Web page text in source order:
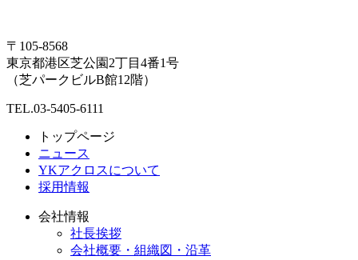
〒105-8568
東京都港区芝公園2丁目4番1号
（芝パークビルB館12階）
TEL.03-5405-6111
トップページ
ニュース
YKアクロスについて
採用情報
会社情報
社長挨拶
会社概要・組織図・沿革